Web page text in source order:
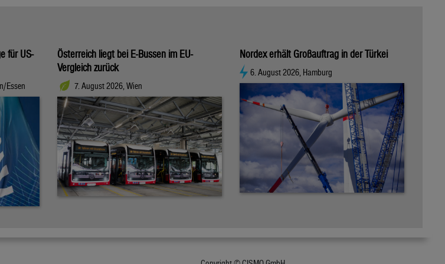
für US-
Essen
Österreich liegt bei E-Bussen im EU-
Vergleich zurück
7. August 2026, Wien
Nordex erhält Großauftrag in der Türkei
6. August 2026, Hamburg